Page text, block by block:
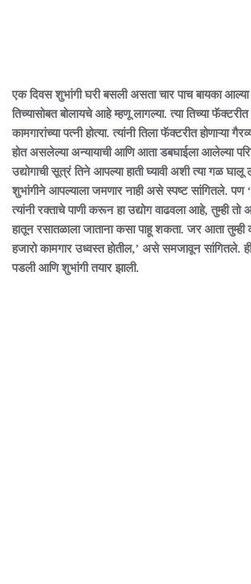
एक दिवस शुभांगी घरी बसली असता चार पाच बायका
तिच्यासोबत बोलायचे आहे म्हणू लागल्या. त्या तिच्या
कामगारांच्या पत्नी होत्या. त्यांनी तिला फॅक्टरीत होणाऱ्या
होत असलेल्या अन्यायाची आणि आता डबघाईला आलेल्या
उद्योगाची सूत्रं तिने आपल्या हाती घ्यावी अशी त्या गळ
शुभांगीने आपल्याला जमणार नाही असे स्पष्ट सांगितले. पण
त्यांनी रक्ताचे पाणी करून हा उद्योग वाढवला आहे, तुम्ही तो
हातून रसातळाला जाताना कसा पाहू शकता. जर आता तुम्ही
हजारो कामगार उध्वस्त होतील,’ असे समजावून सांगितले. ही
पडली आणि शुभांगी तयार झाली.